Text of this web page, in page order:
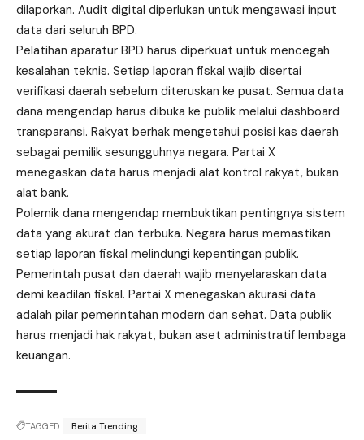
dilaporkan. Audit digital diperlukan untuk mengawasi input
data dari seluruh BPD.
Pelatihan aparatur BPD harus diperkuat untuk mencegah
kesalahan teknis. Setiap laporan fiskal wajib disertai
verifikasi daerah sebelum diteruskan ke pusat. Semua data
dana mengendap harus dibuka ke publik melalui dashboard
transparansi. Rakyat berhak mengetahui posisi kas daerah
sebagai pemilik sesungguhnya negara. Partai X
menegaskan data harus menjadi alat kontrol rakyat, bukan
alat bank.
Polemik dana mengendap membuktikan pentingnya sistem
data yang akurat dan terbuka. Negara harus memastikan
setiap laporan fiskal melindungi kepentingan publik.
Pemerintah pusat dan daerah wajib menyelaraskan data
demi keadilan fiskal. Partai X menegaskan akurasi data
adalah pilar pemerintahan modern dan sehat. Data publik
harus menjadi hak rakyat, bukan aset administratif lembaga
keuangan.
TAGGED: Berita Trending